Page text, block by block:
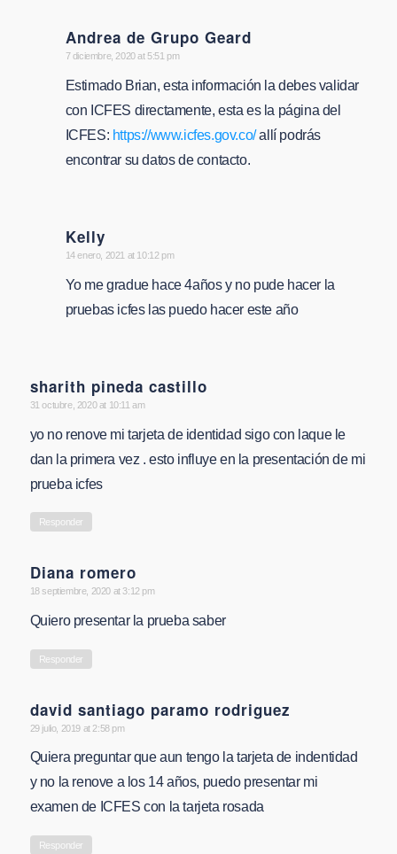
Andrea de Grupo Geard
says:
7 diciembre, 2020 at 5:51 pm
Estimado Brian, esta información la debes validar
con ICFES directamente, esta es la página del
ICFES: https://www.icfes.gov.co/allí podrás
encontrar su datos de contacto.
Kelly
says:
14 enero, 2021 at 10:12 pm
Yo me gradue hace 4años y no pude hacer la
pruebas icfes las puedo hacer este año
sharith pineda castillo
says:
31 octubre, 2020 at 10:11 am
yo no renove mi tarjeta de identidad sigo con laque le
dan la primera vez . esto influye en la presentación de mi
prueba icfes
Responder
Diana romero
says:
18 septiembre, 2020 at 3:12 pm
Quiero presentar la prueba saber
Responder
david santiago paramo rodriguez
says:
29 julio, 2019 at 2:58 pm
Quiera preguntar que aun tengo la tarjeta de indentidad
y no la renove a los 14 años, puedo presentar mi
examen de ICFES con la tarjeta rosada
Responder